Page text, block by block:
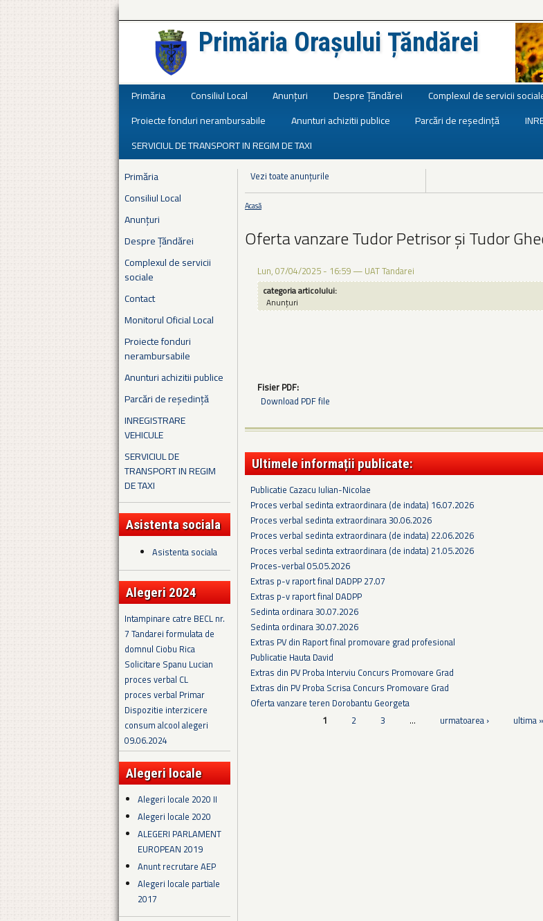
Primăria Orașului Țăndărei
Primăria Consiliul Local Anunțuri Despre Țăndărei Complexul de servicii
Proiecte fonduri nerambursabile
Anunturi achizitii publice Parcări de reședință
SERVICIUL DE TRANSPORT IN REGIM DE TAXI
Primăria
Consiliul Local
Anunțuri
Despre Țăndărei
Complexul de servicii
sociale
Contact
Monitorul Oficial Local
Proiecte fonduri
nerambursabile
Anunturi achizitii publice
Parcări de reședință
INREGISTRARE
VEHICULE
SERVICIUL DE
TRANSPORT IN REGIM
DE TAXI
Asistenta sociala
Asistenta sociala
Alegeri 2024
Intampinare catre BECL nr.
7 Tandarei formulata de
domnul Ciobu Rica
Solicitare Spanu Lucian
proces verbal CL
proces verbal Primar
Dispozitie interzicere
consum alcool alegeri
09.06.2024
Alegeri locale
Alegeri locale 2020 II
Alegeri locale 2020
ALEGERI PARLAMENT
EUROPEAN 2019
Anunt recrutare AEP
Alegeri locale partiale
2017
Vezi toate anunțurile
Eşti aici
Acasă
Oferta vanzare Tudor Petrisor și Tudor
Lun, 07/04/2025 - 16:59 — UAT Tandarei
categoria articolului:
Anunțuri
Fisier PDF:
Download PDF file
Ultimele informații publicate:
Publicatie Cazacu Iulian-Nicolae
Proces verbal sedinta extraordinara (de indata) 16.07.2026
Proces verbal sedinta extraordinara 30.06.2026
Proces verbal sedinta extraordinara (de indata) 22.06.2026
Proces verbal sedinta extraordinara (de indata) 21.05.2026
Proces-verbal 05.05.2026
Extras p-v raport final DADPP 27.07
Extras p-v raport final DADPP
Sedinta ordinara 30.07.2026
Sedinta ordinara 30.07.2026
Extras PV din Raport final promovare grad profesional
Publicatie Hauta David
Extras din PV Proba Interviu Concurs Promovare Grad
Extras din PV Proba Scrisa Concurs Promovare Grad
Oferta vanzare teren Dorobantu Georgeta
1 2 3 … urmatoarea › ultima »